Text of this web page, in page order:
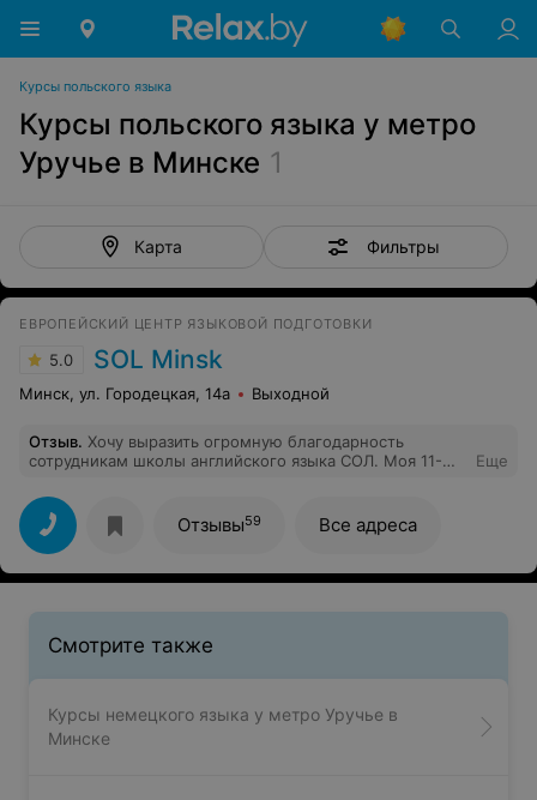
Курсы польского языка
Курсы польского языка у метро
Уручье в Минске 1
Карта Фильтры
ЕВРОПЕЙСКИЙ ЦЕНТР ЯЗЫКОВОЙ ПОДГОТОВКИ
5.0 SOL Minsk
Минск, ул. Городецкая, 14а Выходной
Отзыв. Хочу выразить огромную благодарность
сотрудникам школы английского языка СОЛ. Моя 11-
занятия с большим удовольствием. Здесь ненавязчиво,
в игровой форме дается язык хорошего уровня.
Занятия в этой школе раскрыли в дочери тягу к
языкам, о которой мы и не подозревали до прихода
сюда. Спасибо!!!!
Еще
Отзывы59 Все адреса
Смотрите также
Курсы немецкого языка у метро Уручье в
Минске